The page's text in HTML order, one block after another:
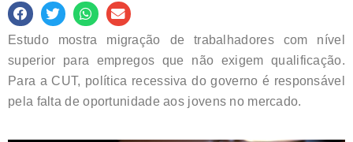
Estudo mostra migração de trabalhadores com nível
superior para empregos que não exigem qualificação.
Para a CUT, política recessiva do governo é responsável
pela falta de oportunidade aos jovens no mercado.